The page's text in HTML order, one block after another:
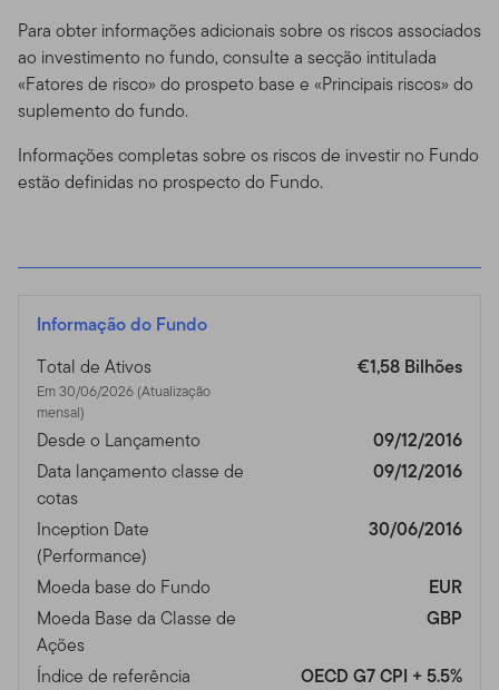
Para obter informações adicionais sobre os riscos associados
ao investimento no fundo, consulte a secção intitulada
«Fatores de risco» do prospeto base e «Principais riscos» do
suplemento do fundo.
Informações completas sobre os riscos de investir no Fundo
estão definidas no prospecto do Fundo.
Informação do Fundo
Total de Ativos
Em 30/06/2026 (Atualização
mensal)
€1,58 Bilhões
Desde o Lançamento
09/12/2016
Data lançamento classe de
cotas
09/12/2016
Inception Date
(Performance)
30/06/2016
Moeda base do Fundo
EUR
Moeda Base da Classe de
Ações
GBP
Índice de referência
OECD G7 CPI + 5.5%